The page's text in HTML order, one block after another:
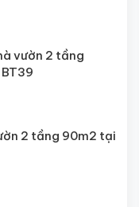
vườn 2 tầng
2 tầng 90m2 tại